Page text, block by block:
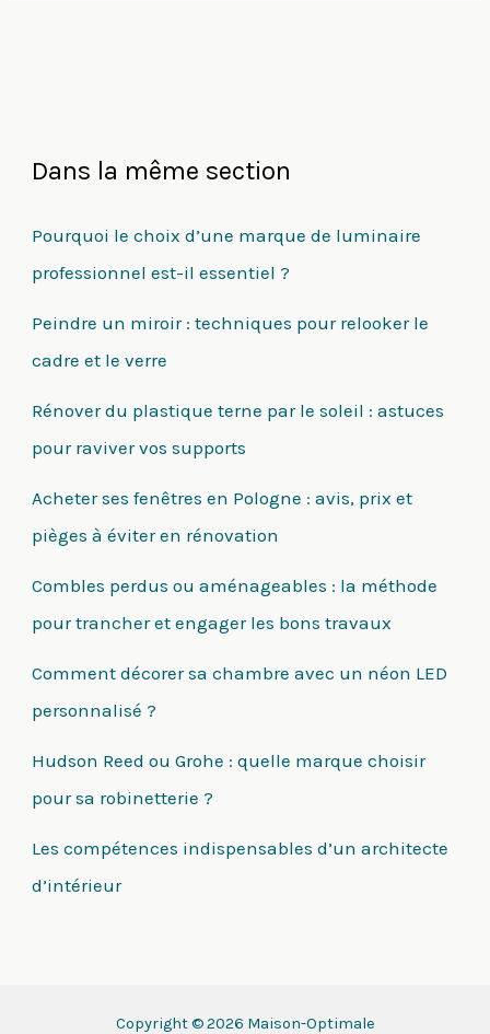
Dans la même section
Pourquoi le choix d’une marque de luminaire
professionnel est-il essentiel ?
Peindre un miroir : techniques pour relooker le
cadre et le verre
Rénover du plastique terne par le soleil : astuces
pour raviver vos supports
Acheter ses fenêtres en Pologne : avis, prix et
pièges à éviter en rénovation
Combles perdus ou aménageables : la méthode
pour trancher et engager les bons travaux
Comment décorer sa chambre avec un néon LED
personnalisé ?
Hudson Reed ou Grohe : quelle marque choisir
pour sa robinetterie ?
Les compétences indispensables d’un architecte
d’intérieur
Copyright © 2026 Maison-Optimale